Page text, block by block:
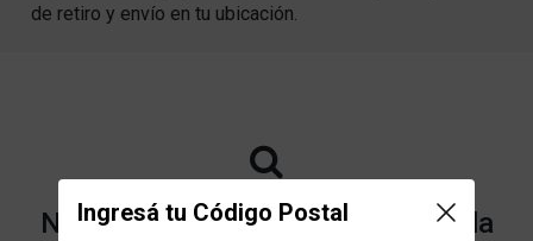
Ingresá tu Código Postal
de retiro y envío en tu ubicación.
No encontramos resultados para la